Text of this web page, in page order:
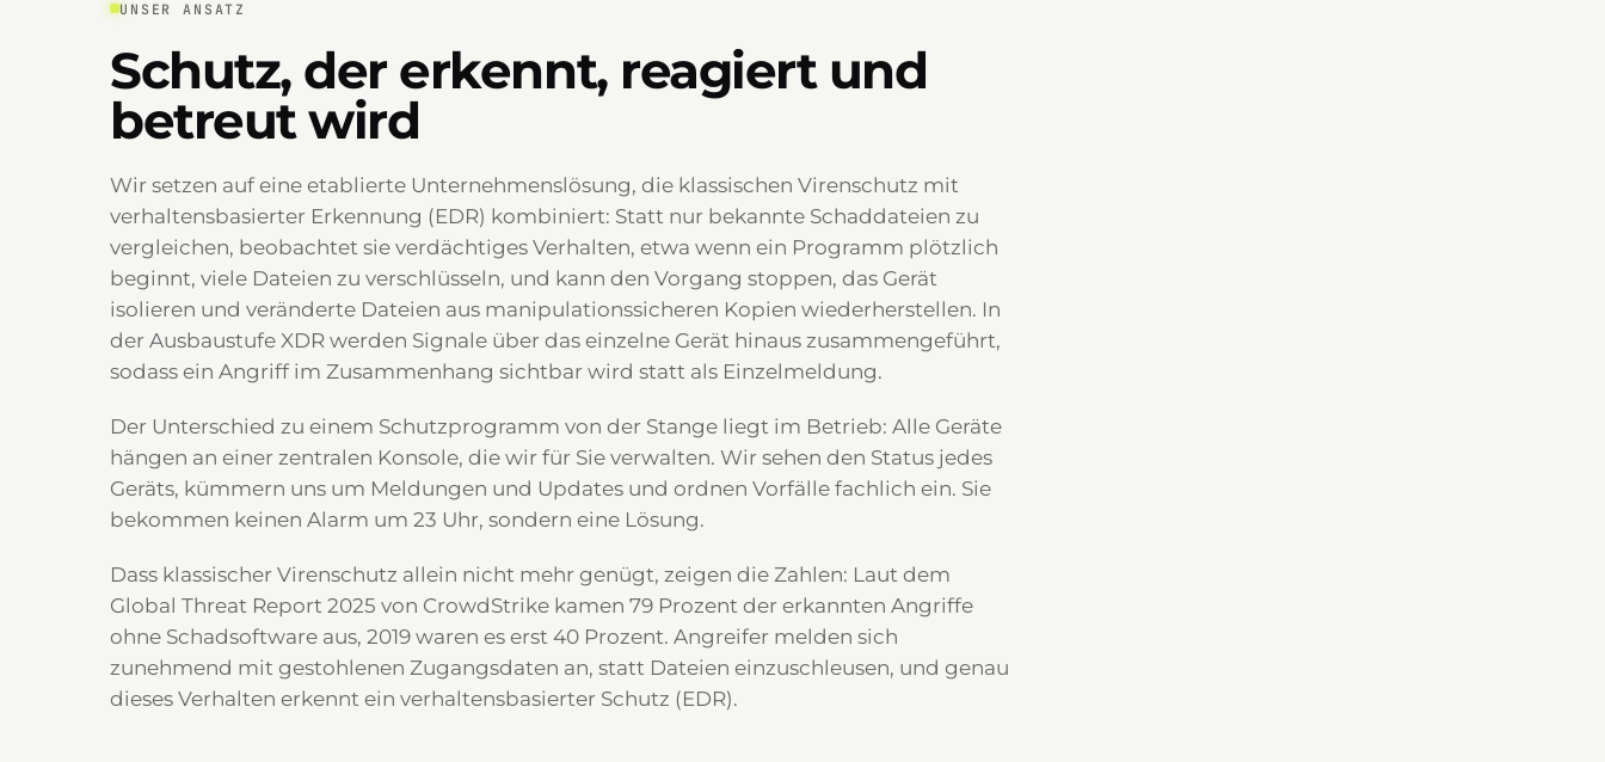
UNSER ANSATZ
Schutz, der erkennt, reagiert und
betreut wird
Wir setzen auf eine etablierte Unternehmenslösung, die klassischen Virenschutz mit
verhaltensbasierter Erkennung (EDR) kombiniert: Statt nur bekannte Schaddateien zu
vergleichen, beobachtet sie verdächtiges Verhalten, etwa wenn ein Programm plötzlich
beginnt, viele Dateien zu verschlüsseln, und kann den Vorgang stoppen, das Gerät
isolieren und veränderte Dateien aus manipulationssicheren Kopien wiederherstellen. In
der Ausbaustufe XDR werden Signale über das einzelne Gerät hinaus zusammengeführt,
sodass ein Angriff im Zusammenhang sichtbar wird statt als Einzelmeldung.
Der Unterschied zu einem Schutzprogramm von der Stange liegt im Betrieb: Alle Geräte
hängen an einer zentralen Konsole, die wir für Sie verwalten. Wir sehen den Status jedes
Geräts, kümmern uns um Meldungen und Updates und ordnen Vorfälle fachlich ein. Sie
bekommen keinen Alarm um 23 Uhr, sondern eine Lösung.
Dass klassischer Virenschutz allein nicht mehr genügt, zeigen die Zahlen: Laut dem
Global Threat Report 2025 von CrowdStrike kamen 79 Prozent der erkannten Angriffe
ohne Schadsoftware aus, 2019 waren es erst 40 Prozent. Angreifer melden sich
zunehmend mit gestohlenen Zugangsdaten an, statt Dateien einzuschleusen, und genau
dieses Verhalten erkennt ein verhaltensbasierter Schutz (EDR).